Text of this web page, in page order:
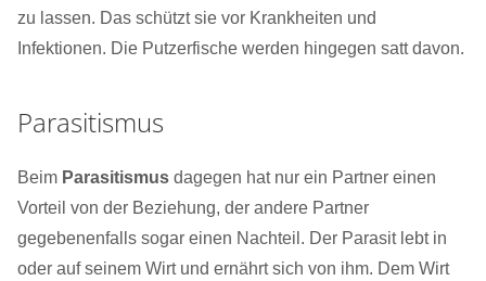
zu lassen. Das schützt sie vor Krankheiten und
Infektionen. Die Putzerfische werden hingegen satt davon.
Parasitismus
Beim Parasitismus dagegen hat nur ein Partner einen
Vorteil von der Beziehung, der andere Partner
gegebenenfalls sogar einen Nachteil. Der Parasit lebt in
oder auf seinem Wirt und ernährt sich von ihm. Dem Wirt